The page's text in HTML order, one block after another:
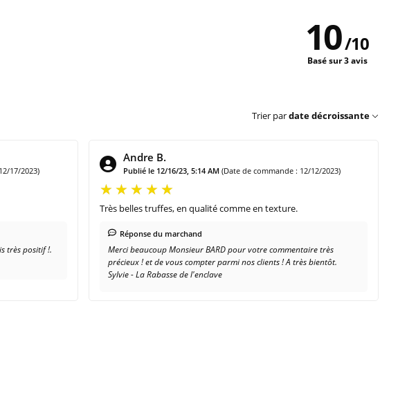
10/10
Basé sur 3 avis
Trier pardate décroissante
17/2023)
très positif !.
Andre B.
Publié le 12/16/23, 5:14 AM (Date de commande : 12/12/2023)
Très belles truffes, en qualité comme en texture.
Réponse du marchand
Merci beaucoup Monsieur BARD pour votre commentaire très
précieux ! et de vous compter parmi nos clients ! A très bientôt.
Sylvie - La Rabasse de l'enclave